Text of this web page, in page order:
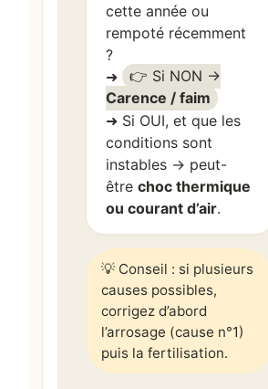
cette année ou
rempoté récemment
?
➜
👉 Si NON →
Carence / faim
➜ Si OUI, et que les
conditions sont
instables → peut-
être choc thermique
ou courant d’air.
💡 Conseil : si plusieurs
causes possibles,
corrigez d’abord
l’arrosage (cause n°1)
puis la fertilisation.